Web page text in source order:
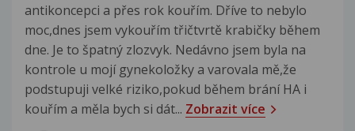
antikoncepci a přes rok kouřím. Dříve to nebylo
moc,dnes jsem vykouřím třičtvrtě krabičky během
dne. Je to špatný zlozvyk. Nedávno jsem byla na
kontrole u mojí gynekoložky a varovala mě,že
podstupuji velké riziko,pokud během brání HA i
kouřím a měla bych si dát... Zobrazit více